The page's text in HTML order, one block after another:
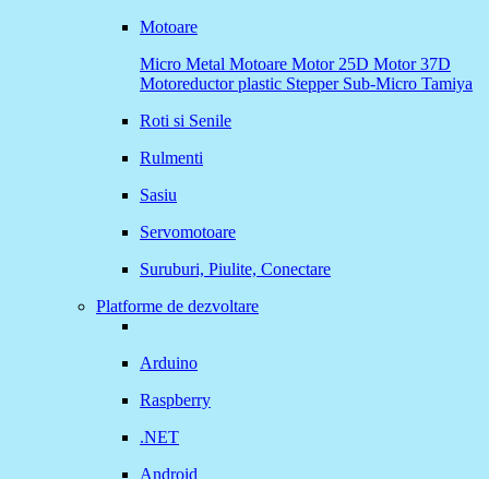
Motoare
Micro Metal Motoare Motor 25D Motor 37D
Motoreductor plastic Stepper Sub-Micro Tamiya
Roti si Senile
Rulmenti
Sasiu
Servomotoare
Suruburi, Piulite, Conectare
Platforme de dezvoltare
Arduino
Raspberry
.NET
Android